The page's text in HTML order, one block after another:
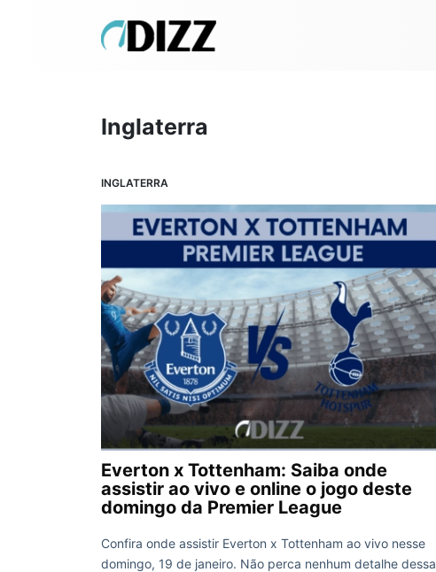
Inglaterra
INGLATERRA
Everton x Tottenham: Saiba onde
assistir ao vivo e online o jogo deste
domingo da Premier League
Confira onde assistir Everton x Tottenham ao vivo nesse
domingo, 19 de janeiro. Não perca nenhum detalhe dessa